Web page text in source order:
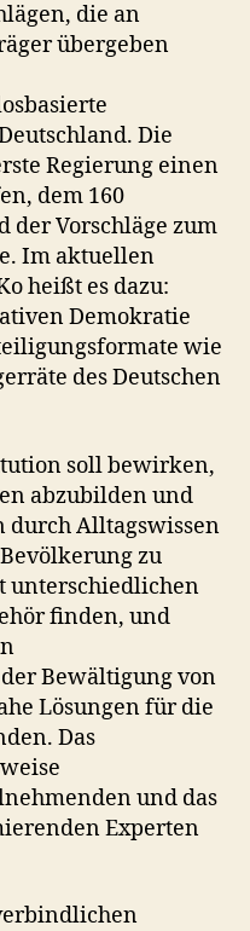
die an
übergeben
Die
Regierung einen
dem 160
der Vorschläge zum
Im aktuellen
heißt es dazu:
Demokratie
wie
des Deutschen
soll bewirken,
abzubilden und
durch Alltags­wissen
zu
unterschiedlichen
finden, und
Bewältigung von
Lösungen für die
Das
und das
Experten